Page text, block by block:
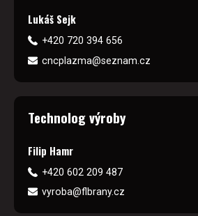
Lukáš Sejk
+420 720 394 656
cncplazma@seznam.cz
Technolog výroby
Filip Hamr
+420 602 209 487
vyroba@flbrany.cz